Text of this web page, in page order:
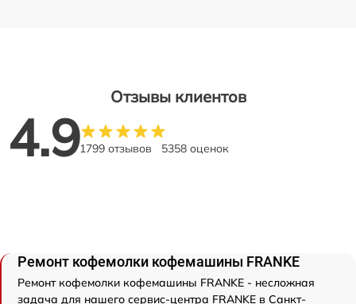
Отзывы клиентов
4.91799 отзывов 5358 оценок
Ремонт кофемолки кофемашины FRANKE
Ремонт кофемолки кофемашины FRANKE - несложная
задача для нашего сервис-центра FRANKE в Санкт-